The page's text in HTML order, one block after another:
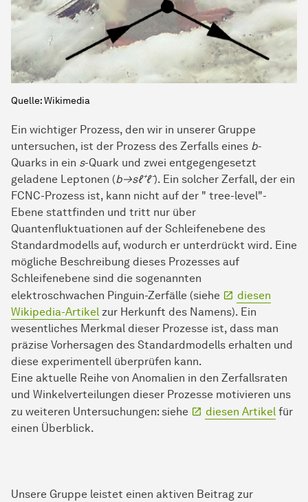
Ein wichtiger Prozess, den wir in unserer Gruppe
untersuchen, ist der Prozess des Zerfalls eines b-
Quarks in ein s-Quark und zwei entgegengesetzt
geladene Leptonen (b→sℓ⁺ℓ⁻). Ein solcher Zerfall, der ein
FCNC-Prozess ist, kann nicht auf der " tree-level"-
Ebene stattfinden und tritt nur über
Quantenfluktuationen auf der Schleifenebene des
Standardmodells auf, wodurch er unterdrückt wird. Eine
mögliche Beschreibung dieses Prozesses auf
Schleifenebene sind die sogenannten
elektroschwachen Pinguin-Zerfälle (siehe
diesen
Wikipedia-Artikel zur Herkunft des Namens). Ein
wesentliches Merkmal dieser Prozesse ist, dass man
präzise Vorhersagen des Standardmodells erhalten und
diese experimentell überprüfen kann.
Eine aktuelle Reihe von Anomalien in den Zerfallsraten
und Winkelverteilungen dieser Prozesse motivieren uns
zu weiteren Untersuchungen: siehe
diesen Artikel für
einen Überblick.
Quelle: Wikimedia
Unsere Gruppe leistet einen aktiven Beitrag zur